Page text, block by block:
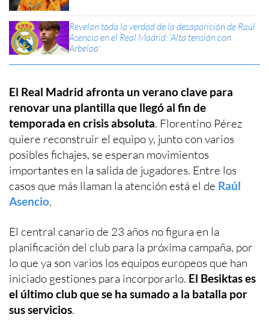
Revelan toda la verdad de la desaparición de Raúl
Asencio en el Real Madrid: 'Alta tensión con
Arbeloa'
El Real Madrid afronta un verano clave para
renovar una plantilla que llegó al fin de
temporada en crisis absoluta. Florentino Pérez
quiere reconstruir el equipo y, junto con varios
posibles fichajes, se esperan movimientos
importantes en la salida de jugadores. Entre los
casos que más llaman la atención está el de Raúl
Asencio.
El central canario de 23 años no figura en la
planificación del club para la próxima campaña, por
lo que ya son varios los equipos europeos que han
iniciado gestiones para incorporarlo. El Besiktas es
el último club que se ha sumado a la batalla por
sus servicios.